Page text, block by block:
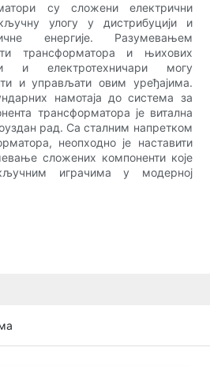
су сложени електрични
улогу у дистрибуцији и
енергије. Разумевањем
трансформатора и њихових
и електротехничари могу
и управљати овим уређајима.
намотаја до система за
трансформатора је витална
рад. Са сталним напретком
неопходно је наставити
сложених компоненти које
играчима у модерној